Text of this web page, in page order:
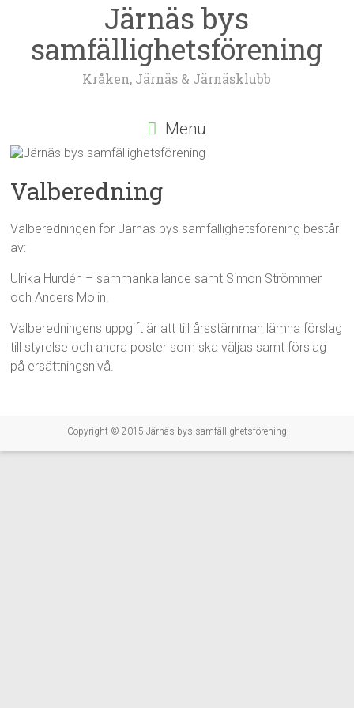
Järnäs bys
samfällighetsförening
Kråken, Järnäs & Järnäsklubb
Menu
Valberedning
Valberedningen för Järnäs bys samfällighetsförening består
av:
Ulrika Hurdén – sammankallande samt Simon Strömmer
och Anders Molin.
Valberedningens uppgift är att till årsstämman lämna förslag
till styrelse och andra poster som ska väljas samt förslag
på ersättningsnivå.
Copyright © 2015 Järnäs bys samfällighetsförening